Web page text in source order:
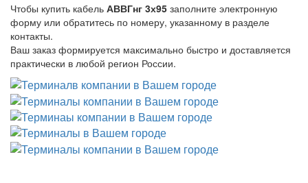
Чтобы купить кабель АВВГнг 3х95 заполните электронную
форму или обратитесь по номеру, указанному в разделе
контакты.
Ваш заказ формируется максимально быстро и доставляется
практически в любой регион России.